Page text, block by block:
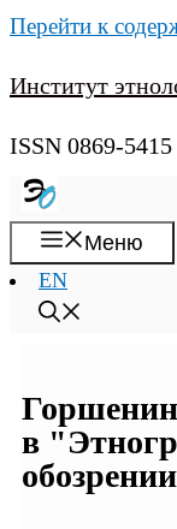
Перейти к
Институт
ISSN 0869-5415
Меню
EN
в